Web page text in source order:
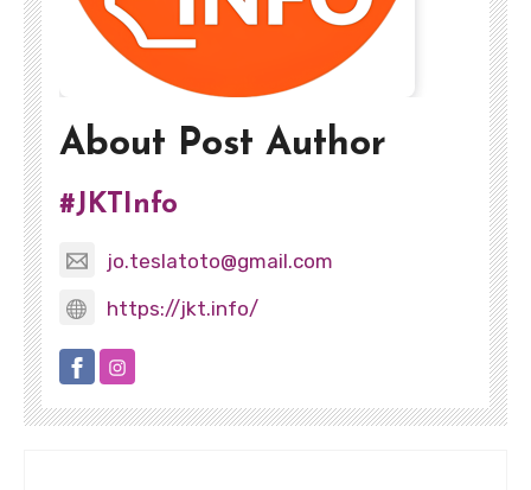
About Post Author
#JKTInfo
jo.teslatoto@gmail.com
https://jkt.info/